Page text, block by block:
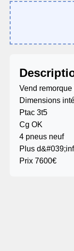
Vend
Dimensions
Ptac 3t5
Cg OK
4 pneus neuf
Plus
Prix 7600€